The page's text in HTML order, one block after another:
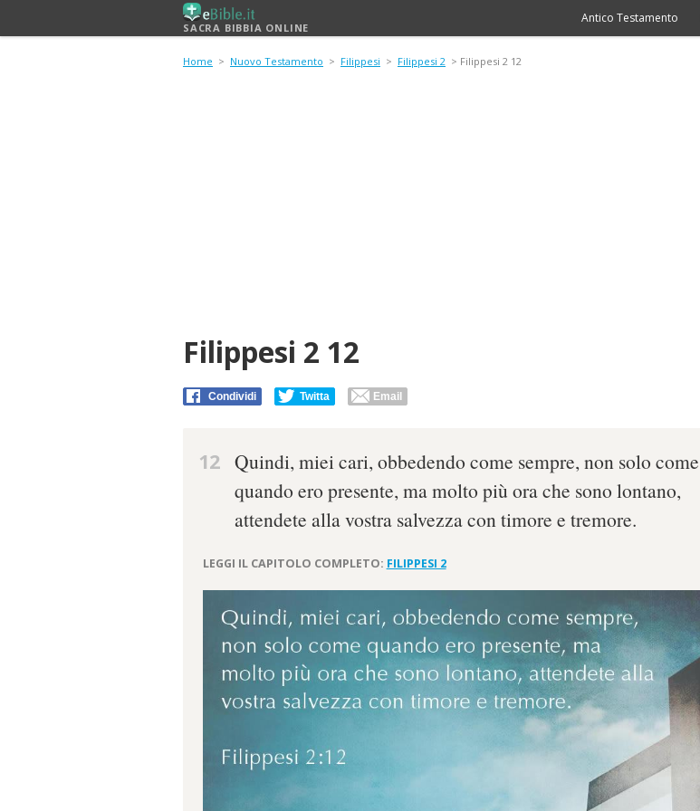
SACRA BIBBIA ONLINE
Antico Testamento
Home > Nuovo Testamento > Filippesi > Filippesi 2 > Filippesi 2 12
Filippesi 2 12
Condividi Twitta Email
12 Quindi, miei cari, obbedendo come sempre, non solo come
quando ero presente, ma molto più ora che sono lontano,
attendete alla vostra salvezza con timore e tremore.
LEGGI IL CAPITOLO COMPLETO: FILIPPESI 2